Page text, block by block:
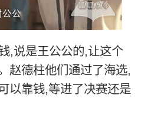
,说是王公公的,让这个
赵德柱他们通过了海选,
以靠钱,等进了决赛还是